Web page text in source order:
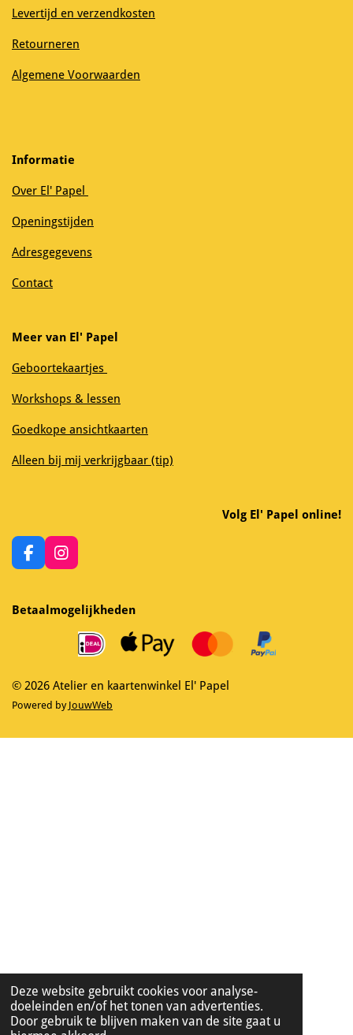
Deze website gebruikt cookies voor analyse-
doeleinden en/of het tonen van advertenties.
Door gebruik te blijven maken van de site gaat u
Levertijd en verzendkosten
Retourneren
Algemene Voorwaarden
Informatie
Over El' Papel
Openingstijden
Adresgegevens
Contact
Meer van El' Papel
Geboortekaartjes
Workshops & lessen
Goedkope ansichtkaarten
Alleen bij mij verkrijgbaar (tip)
Volg El' Papel online!
F
a
e
b
I
n
a
m
Betaalmogelijkheden
© 2026 Atelier en kaartenwinkel El' Papel
Powered by JouwWeb